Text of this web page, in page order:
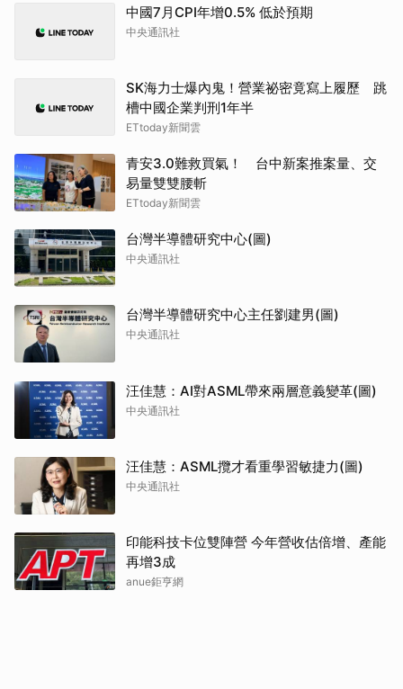
中國7月CPI年增0.5% 低於預期
中央通訊社
SK海力士爆內鬼！營業祕密竟寫上履歷 跳
槽中國企業判刑1年半
ETtoday新聞雲
青安3.0難救買氣！ 台中新案推案量、交
易量雙雙腰斬
ETtoday新聞雲
台灣半導體研究中心(圖)
中央通訊社
台灣半導體研究中心主任劉建男(圖)
中央通訊社
汪佳慧：AI對ASML帶來兩層意義變革(圖)
中央通訊社
汪佳慧：ASML攬才看重學習敏捷力(圖)
中央通訊社
印能科技卡位雙陣營 今年營收估倍增、產能
再增3成
anue鉅亨網